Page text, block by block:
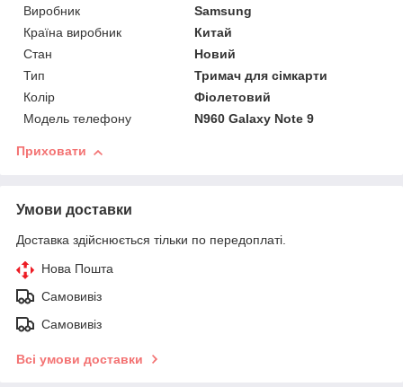
Виробник
Samsung
Країна виробник
Китай
Стан
Новий
Тип
Тримач для сімкарти
Колір
Фіолетовий
Модель телефону
N960 Galaxy Note 9
Приховати
Умови доставки
Доставка здійснюється тільки по передоплаті.
Нова Пошта
Самовивіз
Самовивіз
Всі умови доставки